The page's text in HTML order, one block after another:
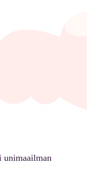
unimaailman